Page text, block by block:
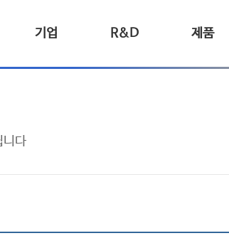
기업 R&D 제품
니다